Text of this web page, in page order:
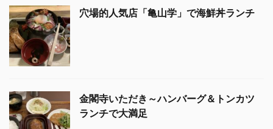
穴場的人気店「亀山学」で海鮮丼ランチ
金閣寺いただき～ハンバーグ＆トンカツ
ランチで大満足